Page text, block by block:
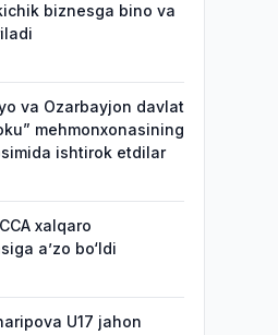
biznesga bino va
va Ozarbayjon davlat
mehmonxonasining
ishtirok etdilar
xalqaro
aʼzo bo‘ldi
U17 jahon